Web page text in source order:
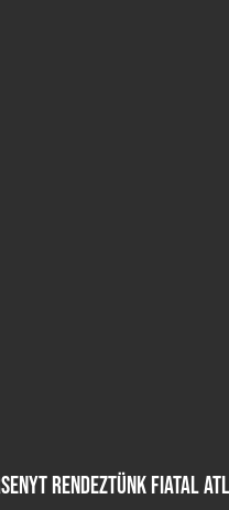
RENDEZTÜNK FIATAL